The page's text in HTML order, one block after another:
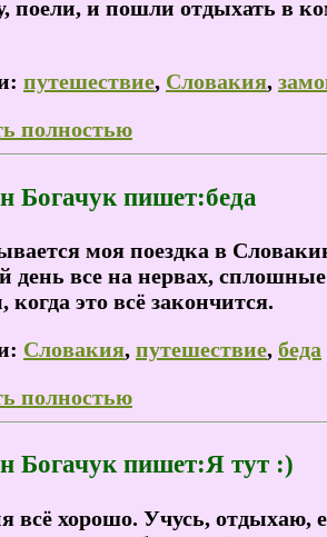
поели, и пошли отдыхать в
путешествие, Словакия,
полностью
Богачук пишет:беда
моя поездка в
день все на нервах,
когда это всё закончится.
Словакия, путешествие, беда
полностью
Богачук пишет:Я тут :)
всё хорошо. Учусь, отдыхаю,